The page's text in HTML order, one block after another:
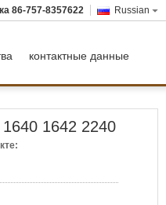
Russian
86-757-8357622
контактные данные
1642 2240